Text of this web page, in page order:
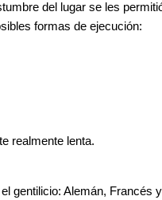
del lugar se les
formas de ejecución:
realmente lenta.
gentilicio: Alemán, Francés y